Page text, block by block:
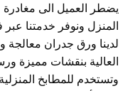
يضطر العميل الى مغادرة
المنزل ونوفر خدمتنا
لدينا ورق جدران معالجة
العالية بنقشات مميزة
وتستخدم للمطابخ